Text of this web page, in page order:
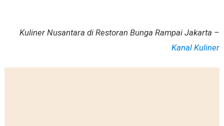
Kuliner Nusantara di Restoran Bunga Rampai Jakarta –
Kanal Kuliner